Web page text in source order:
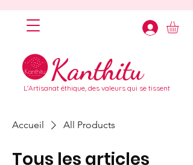
Kanthitu
L'Artisanat éthique, des valeurs qui se tissent
Accueil All Products
Tous les articles